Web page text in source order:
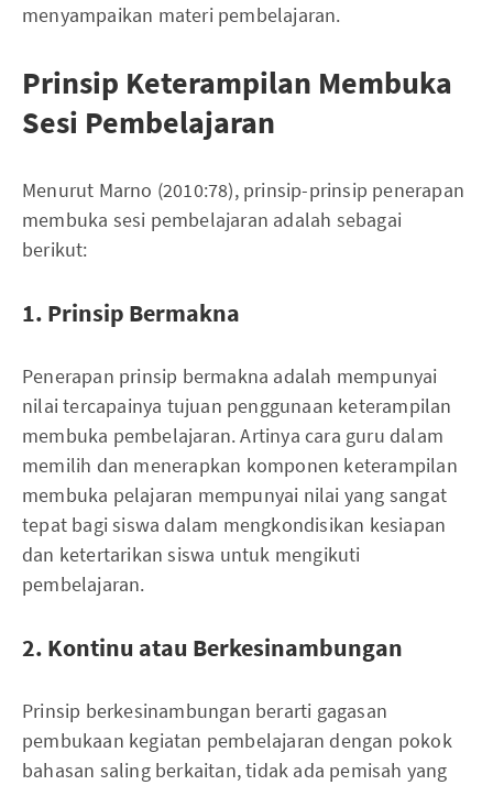
menyampaikan materi pembelajaran.
Prinsip Keterampilan Membuka
Sesi Pembelajaran
Menurut Marno (2010:78), prinsip-prinsip penerapan
membuka sesi pembelajaran adalah sebagai
berikut:
1. Prinsip Bermakna
Penerapan prinsip bermakna adalah mempunyai
nilai tercapainya tujuan penggunaan keterampilan
membuka pembelajaran. Artinya cara guru dalam
memilih dan menerapkan komponen keterampilan
membuka pelajaran mempunyai nilai yang sangat
tepat bagi siswa dalam mengkondisikan kesiapan
dan ketertarikan siswa untuk mengikuti
pembelajaran.
2. Kontinu atau Berkesinambungan
Prinsip berkesinambungan berarti gagasan
pembukaan kegiatan pembelajaran dengan pokok
bahasan saling berkaitan, tidak ada pemisah yang